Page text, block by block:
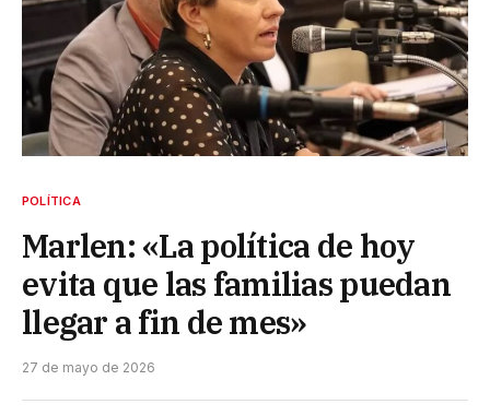
POLÍTICA
Marlen: «La política de hoy
evita que las familias puedan
llegar a fin de mes»
27 de mayo de 2026